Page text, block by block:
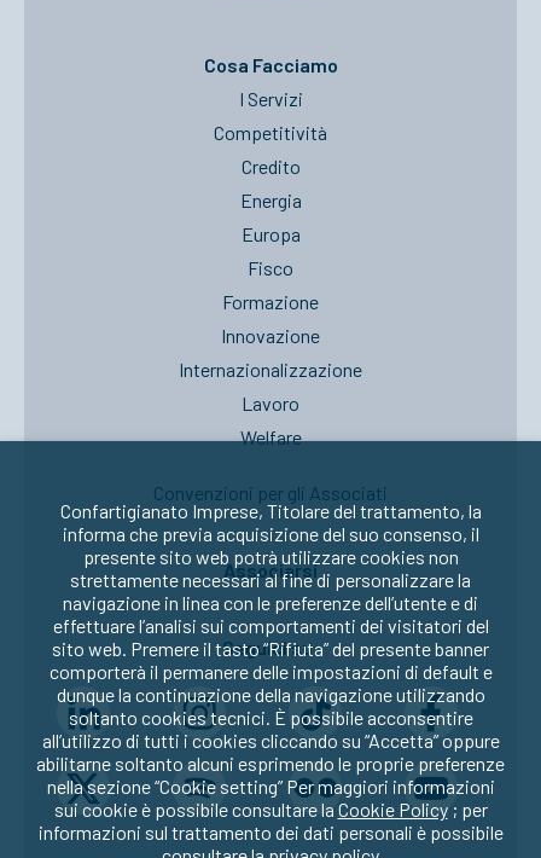
Cosa Facciamo
I Servizi
Competitività
Credito
Energia
Europa
Fisco
Formazione
Innovazione
Internazionalizzazione
Lavoro
Welfare
Convenzioni per gli Associati
Associarsi
Seguici su:
Confartigianato Imprese, Titolare del trattamento, la
informa che previa acquisizione del suo consenso, il
presente sito web potrà utilizzare cookies non
strettamente necessari al fine di personalizzare la
navigazione in linea con le preferenze dell’utente e di
effettuare l’analisi sui comportamenti dei visitatori del
sito web. Premere il tasto “Rifiuta” del presente banner
comporterà il permanere delle impostazioni di default e
dunque la continuazione della navigazione utilizzando
soltanto cookies tecnici. È possibile acconsentire
all’utilizzo di tutti i cookies cliccando su “Accetta” oppure
abilitarne soltanto alcuni esprimendo le proprie preferenze
nella sezione “Cookie setting” Per maggiori informazioni
sui cookie è possibile consultare la Cookie Policy; per
informazioni sul trattamento dei dati personali è possibile